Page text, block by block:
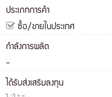
ประเภทการค้า
ซื้อ/ขายในประเทศ
กำลังการผลิต
-
ได้รับส่งเสริมลงทุน